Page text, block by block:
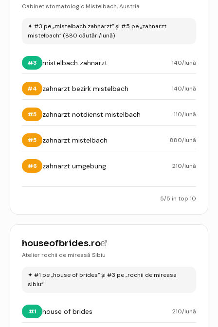
Cabinet stomatologic Mistelbach, Austria
✦ #3 pe „mistelbach zahnarzt” și #5 pe „zahnarzt
mistelbach” (880 căutări/lună)
#3 mistelbach zahnarzt 140/lună
#4 zahnarzt bezirk mistelbach 140/lună
#5 zahnarzt notdienst mistelbach 110/lună
#5 zahnarzt mistelbach 880/lună
#6 zahnarzt umgebung 210/lună
5/5 în top 10
houseofbrides.ro
Atelier rochii de mireasă Sibiu
✦ #1 pe „house of brides” și #3 pe „rochii de mireasa
sibiu”
#1 house of brides 210/lună